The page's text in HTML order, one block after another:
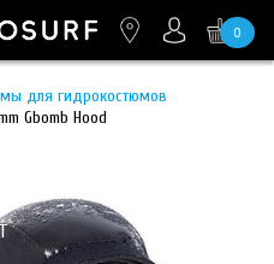
0
для гидрокостюмов
Gbomb Hood